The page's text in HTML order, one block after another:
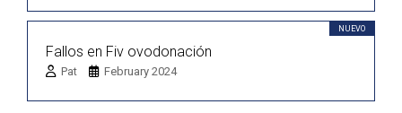
NUEVO
Fallos en Fiv ovodonación
Pat February 2024